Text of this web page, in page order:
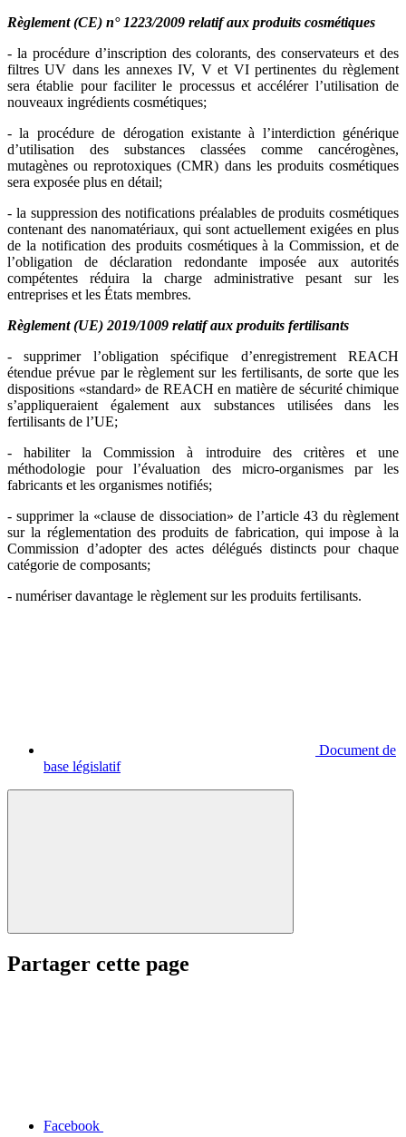
Règlement (CE) n° 1223/2009 relatif aux produits cosmétiques
- la procédure d’inscription des colorants, des conservateurs et des
filtres UV dans les annexes IV, V et VI pertinentes du règlement
sera établie pour faciliter le processus et accélérer l’utilisation de
nouveaux ingrédients cosmétiques;
- la procédure de dérogation existante à l’interdiction générique
d’utilisation des substances classées comme cancérogènes,
mutagènes ou reprotoxiques (CMR) dans les produits cosmétiques
sera exposée plus en détail;
- la suppression des notifications préalables de produits cosmétiques
contenant des nanomatériaux, qui sont actuellement exigées en plus
de la notification des produits cosmétiques à la Commission, et de
l’obligation de déclaration redondante imposée aux autorités
compétentes réduira la charge administrative pesant sur les
entreprises et les États membres.
Règlement (UE) 2019/1009 relatif aux produits fertilisants
- supprimer l’obligation spécifique d’enregistrement REACH
étendue prévue par le règlement sur les fertilisants, de sorte que les
dispositions «standard» de REACH en matière de sécurité chimique
s’appliqueraient également aux substances utilisées dans les
fertilisants de l’UE;
- habiliter la Commission à introduire des critères et une
méthodologie pour l’évaluation des micro-organismes par les
fabricants et les organismes notifiés;
- supprimer la «clause de dissociation» de l’article 43 du règlement
sur la réglementation des produits de fabrication, qui impose à la
Commission d’adopter des actes délégués distincts pour chaque
catégorie de composants;
- numériser davantage le règlement sur les produits fertilisants.
Document de
base législatif
Partager cette page
Facebook